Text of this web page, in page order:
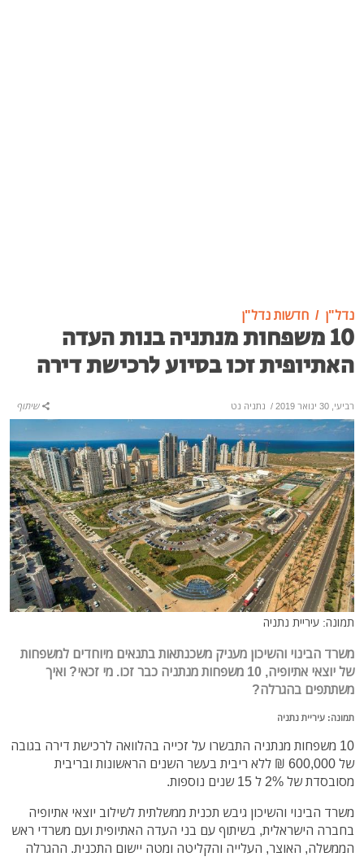
נדל"ן חדשות נדל"ן
10 משפחות מנתניה בנות העדה
האתיופית זכו בסיוע לרכישת דירה
רביעי, 30 ינואר 2019 / נתניה נט שיתוף
תמונה: עיריית נתניה
משרד הבינוי והשיכון מעניק משכנתאות בתנאים מיוחדים למשפחות
של יוצאי אתיופיה, 10 משפחות מנתניה כבר זכו. מי זכאי? ואיך
משתתפים בהגרלה?
תמונה: עיריית נתניה
10 משפחות מנתניה התבשרו על זכייה בהלוואה לרכישת דירה בגובה
של 600,000 ₪ ללא ריבית בעשר השנים הראשונות ובריבית
מסובסדת של 2% ל 15 שנים נוספות.
משרד הבינוי והשיכון גיבש תכנית ממשלתית לשילוב יוצאי אתיופיה
בחברה הישראלית, בשיתוף עם בני העדה האתיופית ועם משרדי ראש
הממשלה, האוצר, העלייה והקליטה ומטה יישום התכנית. ההגרלה